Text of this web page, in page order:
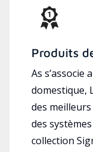
Produits
As
domestique,
des
des
collection